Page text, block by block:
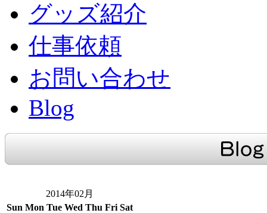
グッズ紹介
仕事依頼
お問い合わせ
Blog
2014年02月
Sun Mon Tue Wed Thu Fri Sat